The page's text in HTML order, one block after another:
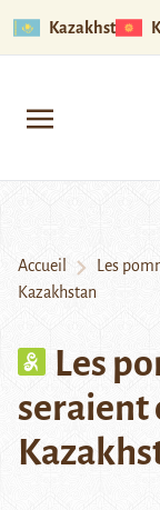
Kazakhstan
Accueil
Les
Kazakhstan
Les
seraient